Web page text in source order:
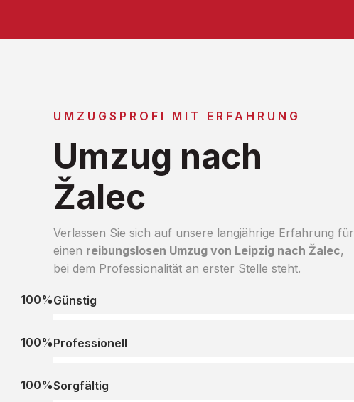
UMZUGSPROFI MIT ERFAHRUNG
Umzug nach
Žalec
Verlassen Sie sich auf unsere langjährige Erfahrung für
einen reibungslosen Umzug von Leipzig nach Žalec,
bei dem Professionalität an erster Stelle steht.
Günstig
100%
Professionell
100%
Sorgfältig
100%